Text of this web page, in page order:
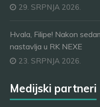
29. SRPNJA 2026.
Hvala, Filipe! Nakon
nastavlja u RK NEXE
23. SRPNJA 2026.
Medijski partneri